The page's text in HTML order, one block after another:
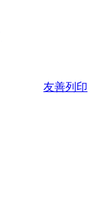
友善列印